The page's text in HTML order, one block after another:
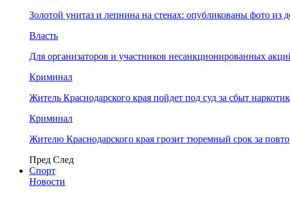
​Золотой унитаз и лепнина на стенах: опубликованы фото из
Власть
Для организаторов и участников несанкционированных
Криминал
Житель Краснодарского края пойдет под суд за сбыт
Криминал
Жителю Краснодарского края грозит тюремный срок за
Пред След
Спорт
Новости